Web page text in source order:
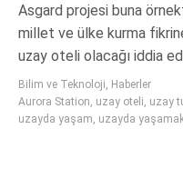
Asgard projesi buna
millet ve ülke kurma
uzay oteli olacağı iddia
Bilim ve Teknoloji Haberler
Aurora Station uzay oteli uzay
uzayda yaşam uzayda